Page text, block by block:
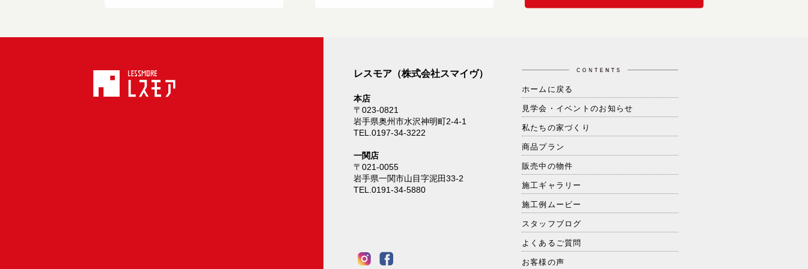
レスモア（株式会社スマイヴ）
本店
〒023-0821
岩手県奥州市水沢神明町2-4-1
TEL.0197-34-3222
一関店
〒021-0055
岩手県一関市山目字泥田33-2
TEL.0191-34-5880
ホームに戻る
見学会・イベントのお知らせ
私たちの家づくり
商品プラン
販売中の物件
施工ギャラリー
施工例ムービー
スタッフブログ
よくあるご質問
お客様の声